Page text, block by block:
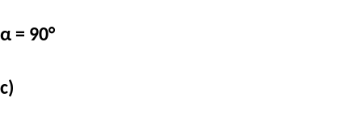
α = 90°
c)